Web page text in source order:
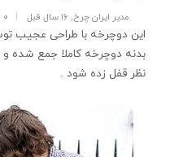
مدیر ایران چرخ, ۱۶ سال قبل ۰
این دوچرخه با طراحی عجیب
بدنه دوچرخه کاملا جمع شده
نظر قفل زده شود .